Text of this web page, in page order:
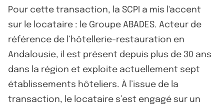
Pour cette transaction, la SCPI a mis l'accent
sur le locataire : le Groupe ABADES. Acteur de
référence de l’hôtellerie-restauration en
Andalousie, il est présent depuis plus de 30 ans
dans la région et exploite actuellement sept
établissements hôteliers. À l’issue de la
transaction, le locataire s’est engagé sur un